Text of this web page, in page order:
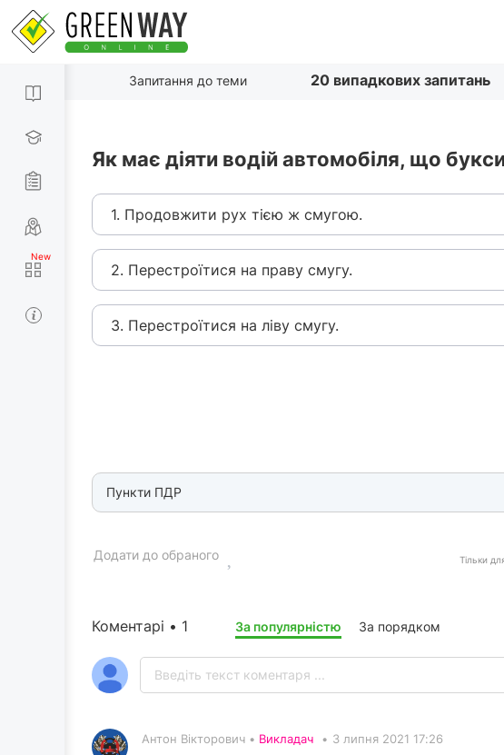
Запитання до теми 20 випадкових запитань
Як має діяти водій автомобіля, що
1. Продовжити рух тією ж смугою.
2. Перестроїтися на праву смугу.
3. Перестроїтися на ліву смугу.
Пункти ПДР
Тільки
Додати до обраного
Коментарі • 1 За популярністю За порядком
Антон Вікторович • Викладач • 3 липня 2021 17:26